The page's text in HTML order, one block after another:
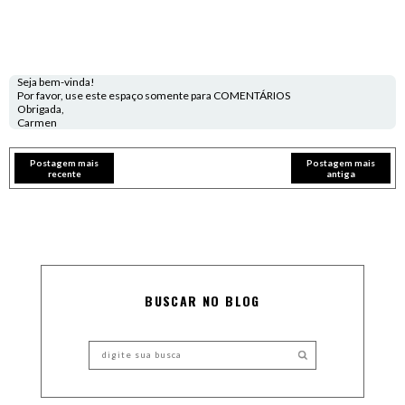
Seja bem-vinda!
Por favor, use este espaço somente para COMENTÁRIOS
Obrigada,
Carmen
Postagem mais
recente
Postagem mais
antiga
BUSCAR NO BLOG